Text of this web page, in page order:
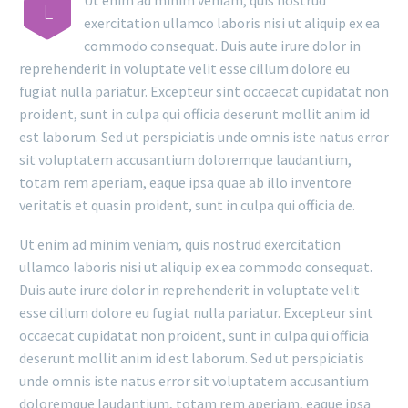
L
exercitation ullamco laboris nisi ut aliquip ex ea
commodo consequat. Duis aute irure dolor in
reprehenderit in voluptate velit esse cillum dolore eu
fugiat nulla pariatur. Excepteur sint occaecat cupidatat non
proident, sunt in culpa qui officia deserunt mollit anim id
est laborum. Sed ut perspiciatis unde omnis iste natus error
sit voluptatem accusantium doloremque laudantium,
totam rem aperiam, eaque ipsa quae ab illo inventore
veritatis et quasin proident, sunt in culpa qui officia de.
Ut enim ad minim veniam, quis nostrud exercitation
ullamco laboris nisi ut aliquip ex ea commodo consequat.
Duis aute irure dolor in reprehenderit in voluptate velit
esse cillum dolore eu fugiat nulla pariatur. Excepteur sint
occaecat cupidatat non proident, sunt in culpa qui officia
deserunt mollit anim id est laborum. Sed ut perspiciatis
unde omnis iste natus error sit voluptatem accusantium
doloremque laudantium, totam rem aperiam, eaque ipsa